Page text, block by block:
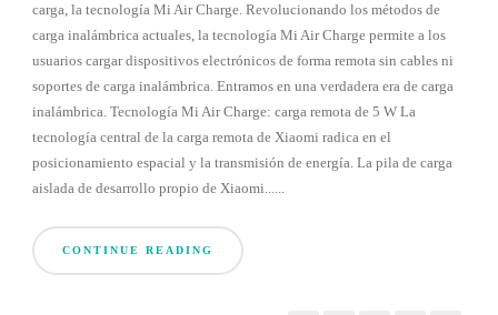
carga, la tecnología Mi Air Charge. Revolucionando los métodos de
carga inalámbrica actuales, la tecnología Mi Air Charge permite a los
usuarios cargar dispositivos electrónicos de forma remota sin cables ni
soportes de carga inalámbrica. Entramos en una verdadera era de carga
inalámbrica. Tecnología Mi Air Charge: carga remota de 5 W La
tecnología central de la carga remota de Xiaomi radica en el
posicionamiento espacial y la transmisión de energía. La pila de carga
aislada de desarrollo propio de Xiaomi......
CONTINUE READING